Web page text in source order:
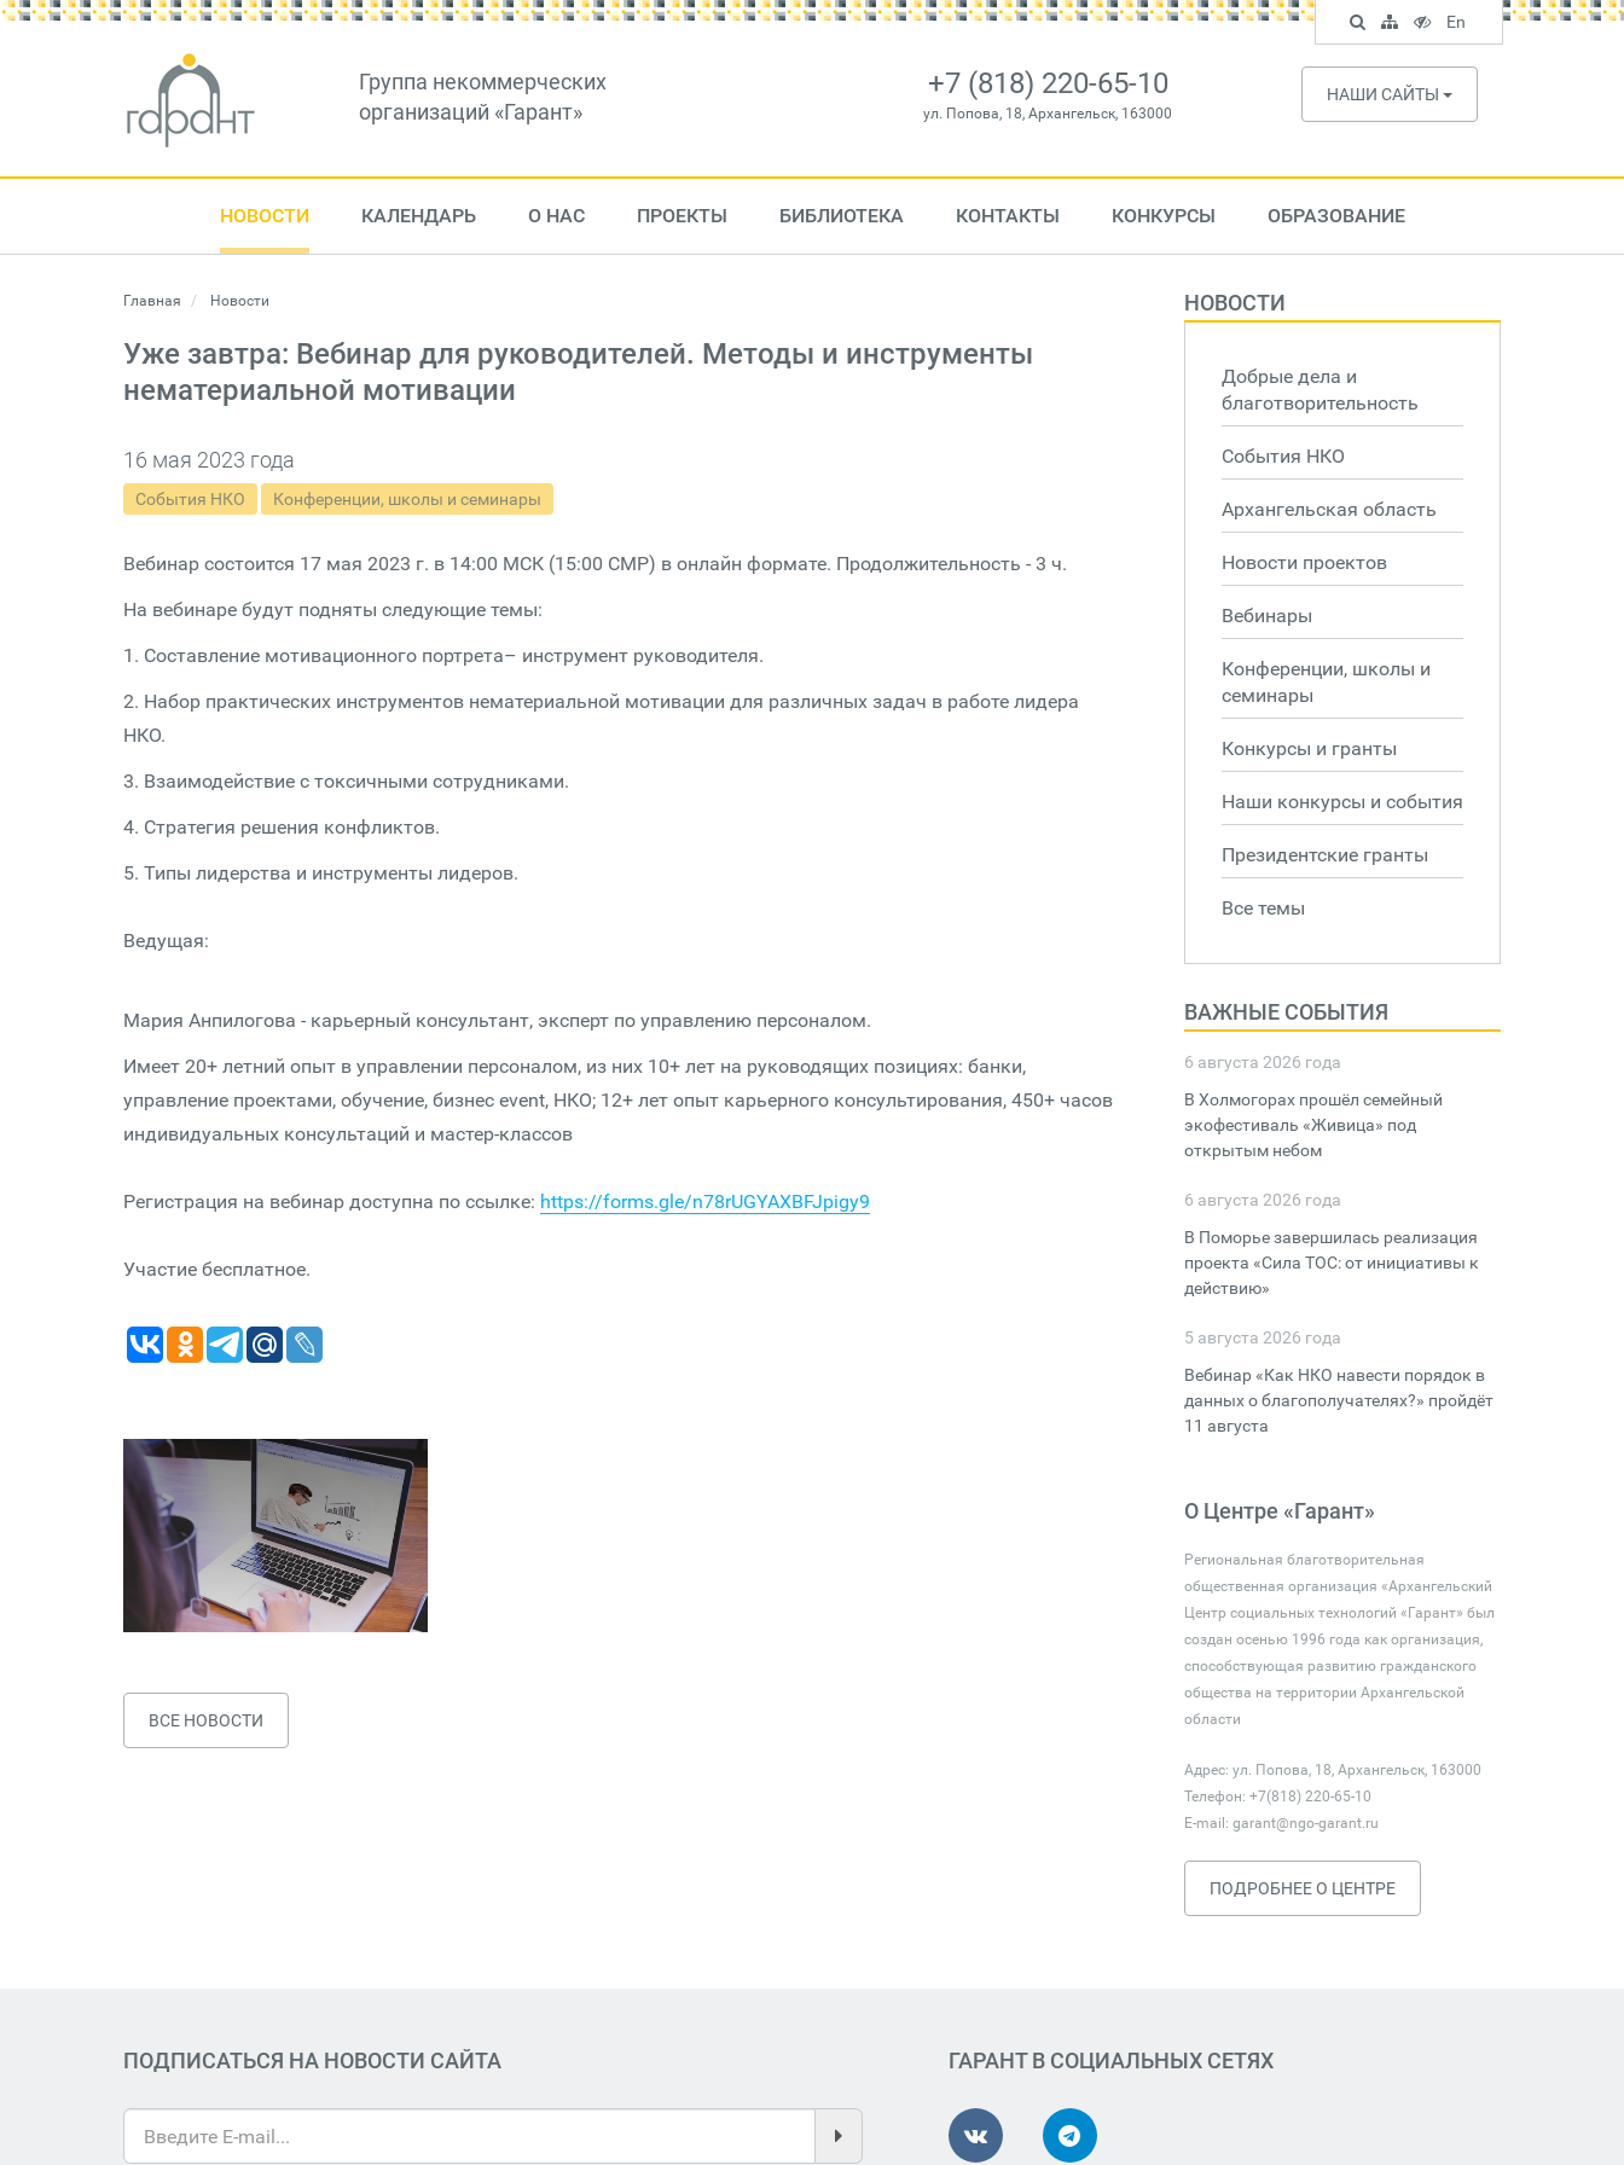
Группа некоммерческих
организаций «Гарант»
+7 (818) 220-65-10
ул. Попова, 18, Архангельск, 163000
НАШИ САЙТЫ
НОВОСТИ КАЛЕНДАРЬ О НАС ПРОЕКТЫ БИБЛИОТЕКА КОНТАКТЫ КОНКУРСЫ ОБРАЗОВАНИЕ
Главная Новости
Уже завтра: Вебинар для руководителей. Методы и инструменты
нематериальной мотивации
16 мая 2023 года
События НКО Конференции, школы и семинары
Вебинар состоится 17 мая 2023 г. в 14:00 МСК (15:00 СМР) в онлайн формате. Продолжительность - 3 ч.
На вебинаре будут подняты следующие темы:
1. Составление мотивационного портрета– инструмент руководителя.
2. Набор практических инструментов нематериальной мотивации для различных задач в работе лидера
НКО.
3. Взаимодействие с токсичными сотрудниками.
4. Стратегия решения конфликтов.
5. Типы лидерства и инструменты лидеров.
Ведущая:
Мария Анпилогова - карьерный консультант, эксперт по управлению персоналом.
Имеет 20+ летний опыт в управлении персоналом, из них 10+ лет на руководящих позициях: банки,
управление проектами, обучение, бизнес event, НКО; 12+ лет опыт карьерного консультирования, 450+ часов
индивидуальных консультаций и мастер-классов
Регистрация на вебинар доступна по ссылке: https://forms.gle/n78rUGYAXBFJpigy9
Участие бесплатное.
ВСЕ НОВОСТИ
НОВОСТИ
Добрые дела и
благотворительность
События НКО
Архангельская область
Новости проектов
Вебинары
Конференции, школы и
семинары
Конкурсы и гранты
Наши конкурсы и события
Президентские гранты
Все темы
ВАЖНЫЕ СОБЫТИЯ
6 августа 2026 года
В Холмогорах прошёл семейный
экофестиваль «Живица» под
открытым небом
6 августа 2026 года
В Поморье завершилась реализация
проекта «Сила ТОС: от инициативы к
действию»
5 августа 2026 года
Вебинар «Как НКО навести порядок в
данных о благополучателях?» пройдёт
11 августа
О Центре «Гарант»
Региональная благотворительная
общественная организация «Архангельский
Центр социальных технологий «Гарант» был
создан осенью 1996 года как организация,
способствующая развитию гражданского
общества на территории Архангельской
области
Адрес: ул. Попова, 18, Архангельск, 163000
Телефон: +7(818) 220-65-10
E-mail: garant@ngo-garant.ru
ПОДРОБНЕЕ О ЦЕНТРЕ
ПОДПИСАТЬСЯ НА НОВОСТИ САЙТА ГАРАНТ В СОЦИАЛЬНЫХ СЕТЯХ
Поиск
по
сайту
Карта
сайта
Версия
для
слабовидящих
En
English